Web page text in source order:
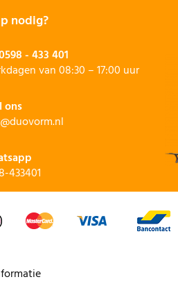
nodig?
- 433 401
van 08:30 – 17:00 uur
ons
433401